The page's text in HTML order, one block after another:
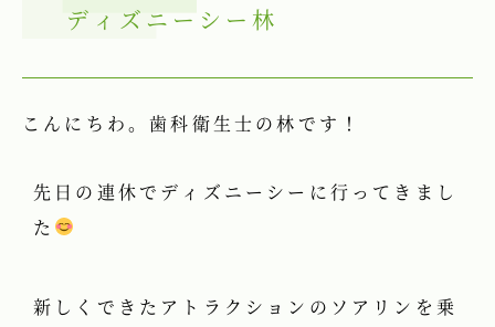
ディズニーシー 林
こんにちわ。歯科衛生士の林です！
先日の連休でディズニーシーに行ってきまし
た
新しくできたアトラクションのソアリンを乗